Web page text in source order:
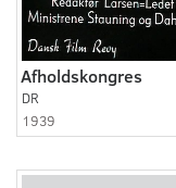
Afholdskongres
DR
1939